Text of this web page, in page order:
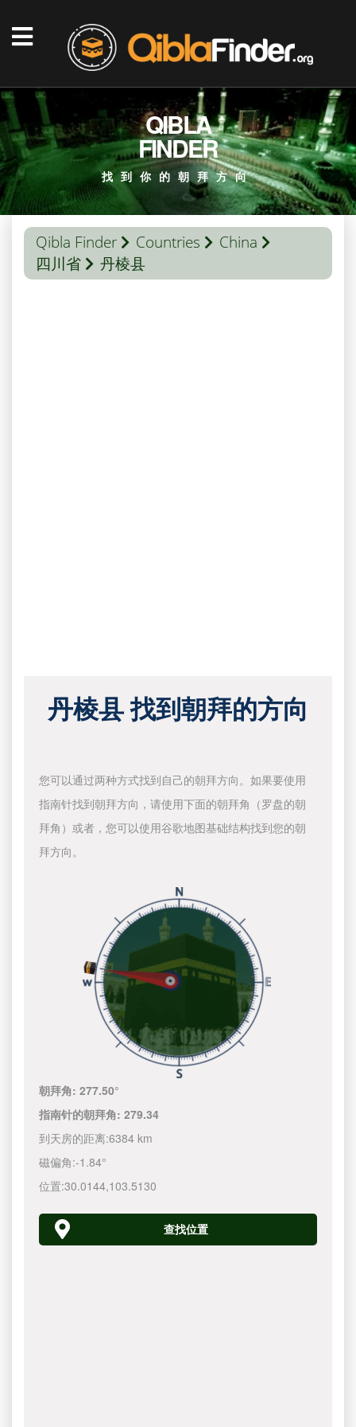
QIBLA
FINDER
找到你的朝拜方向
Qibla Finder Countries
China
四川省
丹棱县
丹棱县 找到朝拜的方向
您可以通过两种方式找到自己的朝拜方向。如果要使用
指南针找到朝拜方向，请使用下面的朝拜角（罗盘的朝
拜角）或者，您可以使用谷歌地图基础结构找到您的朝
拜方向。
朝拜角:277.50°
指南针的朝拜角:279.34
到天房的距离:6384 km
磁偏角:-1.84°
位置:30.0144,103.5130
查找位置